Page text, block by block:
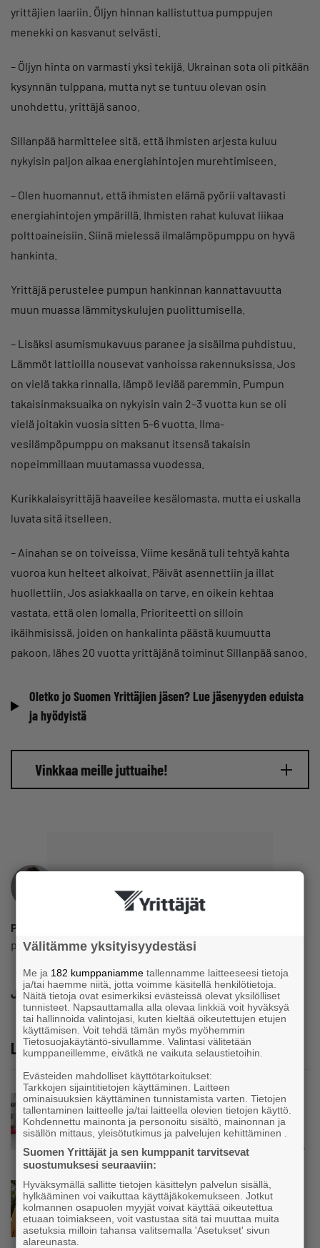
yrittäjien laariin. Öljyn hinnan kallistuttua pumppujen
menekki on kasvanut selvästi.
– Öljyn hinta on varmasti yksi tekijä. Ukrainan sota oli pitkään
kysynnän tulppana, mutta nyt se tuntuu olevan osin
unohdettu, yrittäjä sanoo.
Sillanpää harmittelee sitä, että ihmisten arjesta kuluu
nykyisin paljon aikaa energiahintojen murehtimiseen.
– Olen huomannut, että ihmisten elämä pyörii valtavasti
energiahintojen ympärillä. Ihmisten rahat kuluvat liikaa
polttoaineisiin. Siinä mielessä ilmalämpöpumppu on hyvä
hankinta.
Yrittäjä perustelee pumpun hankinnan kannattavuutta
muun muassa lämmityskulujen puolittumisella.
– Lisäksi asumismukavuus paranee ja sisäilma puhdistuu.
Lämmöt lattioilla nousevat vanhoissa rakennuksissa. Jos
on vielä takka rinnalla, lämpö leviää paremmin. Pumpun
takaisinmaksuaika on nykyisin vain 2–3 vuotta kun se oli
vielä joitakin vuosia sitten 5–6 vuotta. Ilma-
vesilämpöpumppu on maksanut itsensä takaisin
nopeimmillaan muutamassa vuodessa.
Kurikkalaisyrittäjä haaveilee kesälomasta, mutta ei uskalla
luvata sitä itselleen.
– Ainahan se on toiveissa. Viime kesänä tuli tehtyä kahta
vuoroa kun helteet alkoivat. Päivät asennettiin ja illat
huollettiin. Jos asiakkaalla on tarve, en oikein kehtaa
vastata, että olen lomalla. Prioriteetti on silloin
ikäihmisissä, joiden on hankalinta päästä kuumuutta
pakoon, lähes 20 vuotta yrittäjänä toiminut Sillanpää sanoo.
Oletko jo Suomen Yrittäjien jäsen? Lue jäsenyyden eduista
ja hyödyistä
Vinkkaa meille juttuaihe!
Pauli Reinikainen
pauli.reinikainen@yrittajat.fi
Jaa
Lue lisää
Uutinen
Kolmesta syövästä, uupumuksista ja
syömishäiriöstä selvinnyt Mira Rinne: ”Kun
olen katsonut useasti kuolemaa silmiin, olen
oppinut kestämään myös yrittäjyyteen
kuuluvaa epävarmuutta”
Uutinen
Siivousyrittäjän työntekijä joutuu
matkustamaan yli 300 kilometriä
suorittaakseen ajokortin – ”Ei aja syrjäseudun
Välitämme yksityisyydestäsi
Me ja 182 kumppaniamme tallennamme laitteeseesi tietoja
ja/tai haemme niitä, jotta voimme käsitellä henkilötietoja.
Näitä tietoja ovat esimerkiksi evästeissä olevat yksilölliset
tunnisteet. Napsauttamalla alla olevaa linkkiä voit hyväksyä
tai hallinnoida valintojasi, kuten kieltää oikeutettujen etujen
käyttämisen. Voit tehdä tämän myös myöhemmin
Tietosuojakäytäntö-sivullamme. Valintasi välitetään
kumppaneillemme, eivätkä ne vaikuta selaustietoihin.
Evästeiden mahdolliset käyttötarkoitukset:
Tarkkojen sijaintitietojen käyttäminen. Laitteen
ominaisuuksien käyttäminen tunnistamista varten. Tietojen
tallentaminen laitteelle ja/tai laitteella olevien tietojen käyttö.
Kohdennettu mainonta ja personoitu sisältö, mainonnan ja
sisällön mittaus, yleisötutkimus ja palvelujen kehittäminen .
Suomen Yrittäjät ja sen kumppanit tarvitsevat
suostumuksesi seuraaviin:
Hyväksymällä sallitte tietojen käsittelyn palvelun sisällä,
hylkääminen voi vaikuttaa käyttäjäkokemukseen. Jotkut
kolmannen osapuolen myyjät voivat käyttää oikeutettua
etuaan toimiakseen, voit vastustaa sitä tai muuttaa muita
asetuksia milloin tahansa valitsemalla 'Asetukset' sivun
alareunasta.